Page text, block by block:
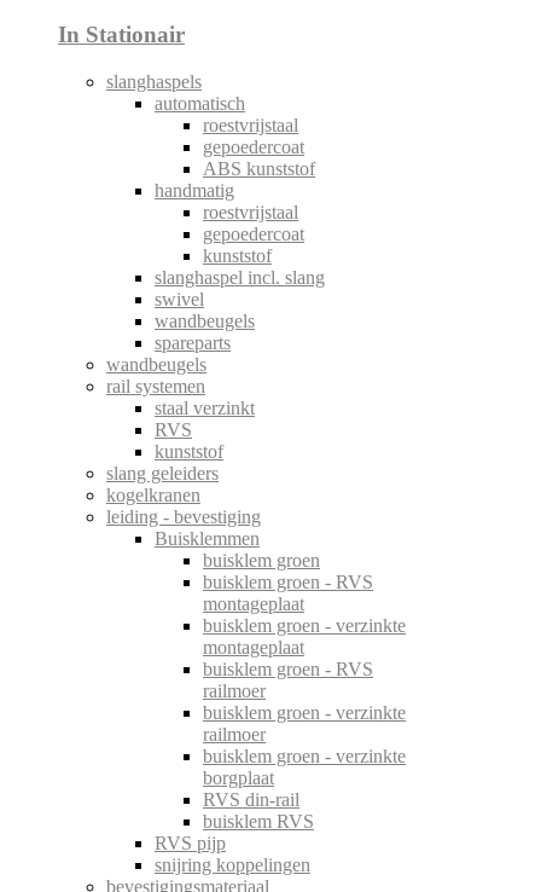
In Stationair
slanghaspels
automatisch
roestvrijstaal
gepoedercoat
ABS kunststof
handmatig
roestvrijstaal
gepoedercoat
kunststof
slanghaspel incl. slang
swivel
wandbeugels
spareparts
wandbeugels
rail systemen
staal verzinkt
RVS
kunststof
slang geleiders
kogelkranen
leiding - bevestiging
Buisklemmen
buisklem groen
buisklem groen - RVS
montageplaat
buisklem groen - verzinkte
montageplaat
buisklem groen - RVS
railmoer
buisklem groen - verzinkte
railmoer
buisklem groen - verzinkte
borgplaat
RVS din-rail
buisklem RVS
RVS pijp
snijring koppelingen
bevestigingsmateriaal